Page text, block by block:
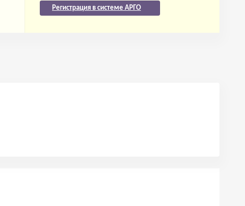
Регистрация в системе АРГО